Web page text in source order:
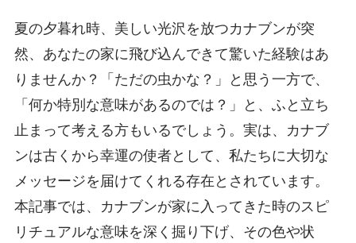
夏の夕暮れ時、美しい光沢を放つカナブンが突
然、あなたの家に飛び込んできて驚いた経験はあ
りませんか？「ただの虫かな？」と思う一方で、
「何か特別な意味があるのでは？」と、ふと立ち
止まって考える方もいるでしょう。実は、カナブ
ンは古くから幸運の使者として、私たちに大切な
メッセージを届けてくれる存在とされています。
本記事では、カナブンが家に入ってきた時のスピ
リチュアルな意味を深く掘り下げ、その色や状